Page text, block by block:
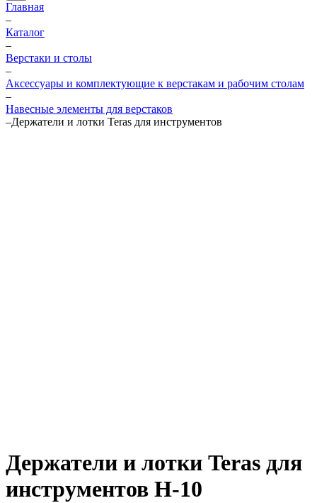
Главная
–
Каталог
–
Верстаки и столы
–
Аксессуары и комплектующие к верстакам и рабочим столам
–
Навесные элементы для верстаков
–Держатели и лотки Teras для инструментов
Держатели и лотки Teras для
инструментов H-10